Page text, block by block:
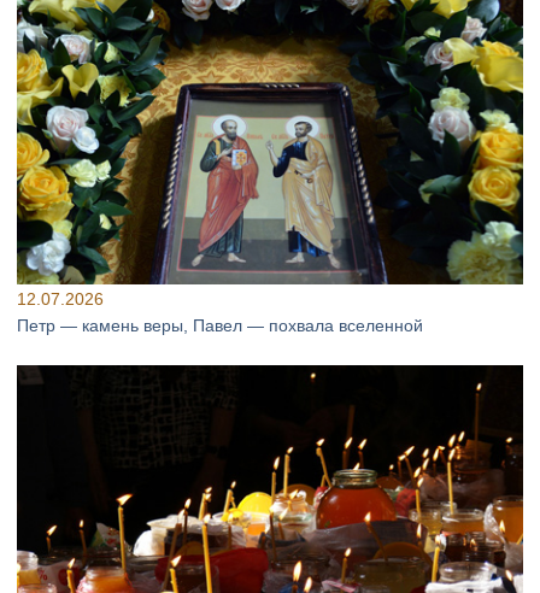
12.07.2026
Петр — камень веры, Павел — похвала вселенной